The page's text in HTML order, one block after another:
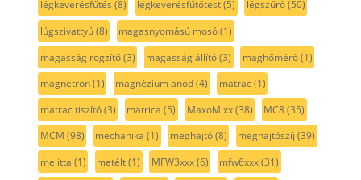
légkeverésfűtés (8) légkeverésfűtőtest(5) légszűrő(50)
lúgszivattyú(8) magasnyomású mosó(1)
magasság rögzítő(3) magasság állító(3) maghőmérő(1)
magnetron(1) magnézium anód(4) matrac(1)
matrac tiszító(3) matrica (5) MaxoMixx(38) MC8(35)
MCM (98) mechanika (1) meghajtó(8) meghajtószíj (39)
melitta (1) metélt(1) MFW3xxx(6) mfw6xxx(31)